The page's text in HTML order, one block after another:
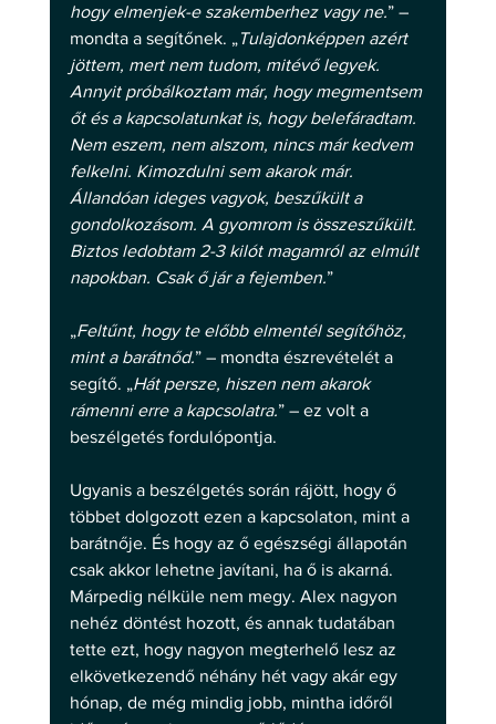
hogy elmenjek-e szakemberhez vagy ne.” –
mondta a segítőnek. „ Tulajdonképpen azért
jöttem, mert nem tudom, mitévő legyek.
Annyit próbálkoztam már, hogy megmentsem
őt és a kapcsolatunkat is, hogy belefáradtam.
Nem eszem, nem alszom, nincs már kedvem
felkelni. Kimozdulni sem akarok már.
Állandóan ideges vagyok, beszűkült a
gondolkozásom. A gyomrom is összeszűkült.
Biztos ledobtam 2-3 kilót magamról az elmúlt
napokban. Csak ő jár a fejemben.”
„Feltűnt, hogy te előbb elmentél segítőhöz,
mint a barátnőd.” – mondta észrevételét a
segítő. „Hát persze, hiszen nem akarok
rámenni erre a kapcsolatra.” – ez volt a
beszélgetés fordulópontja.
Ugyanis a beszélgetés során rájött, hogy ő
többet dolgozott ezen a kapcsolaton, mint a
barátnője. És hogy az ő egészségi állapotán
csak akkor lehetne javítani, ha ő is akarná.
Márpedig nélküle nem megy. Alex nagyon
nehéz döntést hozott, és annak tudatában
tette ezt, hogy nagyon megterhelő lesz az
elkövetkezendő néhány hét vagy akár egy
hónap, de még mindig jobb, mintha időről